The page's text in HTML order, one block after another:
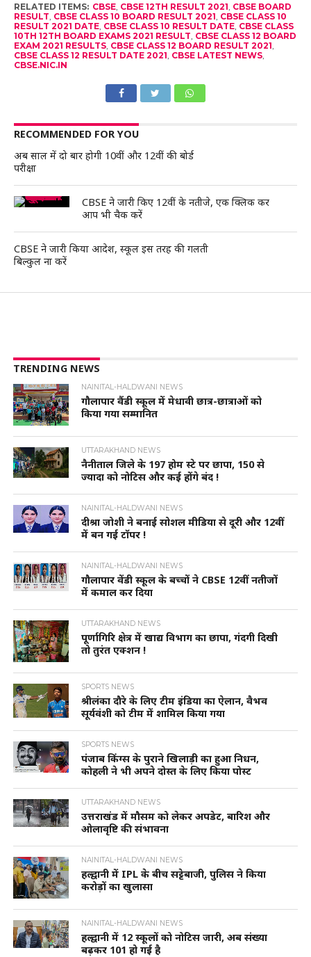
RELATED ITEMS: CBSE, CBSE 12TH RESULT 2021 CBSE BOARD
RESULT CBSE CLASS 10 BOARD RESULT 2021 CBSE CLASS 10
RESULT 2021 DATE, CBSE CLASS 10 RESULT DATE, CBSE CLASS
10TH 12TH BOARD EXAMS 2021 RESULT CBSE CLASS 12 BOARD
EXAM 2021 RESULTS, CBSE CLASS 12 BOARD RESULT 2021
CBSE CLASS 12 RESULT DATE 2021 CBSE LATEST NEWS,
CBSE.NIC.IN
RECOMMENDED FOR YOU
अब साल में दो बार होगी 10वीं और 12वीं की बोर्ड
परीक्षा
CBSE ने जारी किए 12वीं के नतीजे, एक क्लिक कर
आप भी चैक करें
CBSE ने जारी किया आदेश, स्कूल इस तरह की गलती
बिल्कुल ना करें
TRENDING NEWS
NAINITAL-HALDWANI NEWS
गौलापार वैंडी स्कूल में मेधावी छात्र-छात्राओं को
किया गया सम्मानित
UTTARAKHAND NEWS
नैनीताल जिले के 197 होम स्टे पर छापा, 150 से
ज्यादा को नोटिस और कई होंगे बंद !
NAINITAL-HALDWANI NEWS
दीश्रा जोशी ने बनाई सोशल मीडिया से दूरी और 12वीं
में बन गई टॉपर !
NAINITAL-HALDWANI NEWS
गौलापार वेंडी स्कूल के बच्चों ने CBSE 12वीं नतीजों
में कमाल कर दिया
UTTARAKHAND NEWS
पूर्णागिरि क्षेत्र में खाद्य विभाग का छापा, गंदगी दिखी
तो तुरंत एक्शन !
SPORTS NEWS
श्रीलंका दौरे के लिए टीम इंडिया का ऐलान, वैभव
सूर्यवंशी को टीम में शामिल किया गया
SPORTS NEWS
पंजाब किंग्स के पुराने खिलाड़ी का हुआ निधन,
कोहली ने भी अपने दोस्त के लिए किया पोस्ट
UTTARAKHAND NEWS
उत्तराखंड में मौसम को लेकर अपडेट, बारिश और
ओलावृष्टि की संभावना
NAINITAL-HALDWANI NEWS
हल्द्वानी में IPL के बीच सट्टेबाजी, पुलिस ने किया
करोड़ों का खुलासा
NAINITAL-HALDWANI NEWS
हल्द्वानी में 12 स्कूलों को नोटिस जारी, अब संख्या
बढ़कर 101 हो गई है